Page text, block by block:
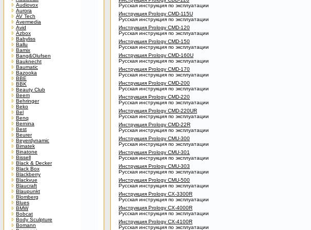
Audiovox
Aurora
AV Tech
Avermedia
Avid
Azbox
Babyliss
Ballu
Bamix
Bang&Olufsen
Bauknecht
Baumatic
Bazooka
BBE
BBK
Beauty Club
Beem
Behringer
Beko
Bel
Benq
Bernina
Best
Beurer
Beyerdynamic
Bimatek
Binatone
Bissell
Black & Decker
Black Box
Blackberry
Blackvue
Blaucraft
Blaupunkt
Blomberg
Blues
BMW
Bobcat
Body Sculpture
Bomann
Русская инструкция по эксплуатации
Инструкция Prology CMD-115U
Русская инструкция по эксплуатации
Инструкция Prology CMD-120
Русская инструкция по эксплуатации
Инструкция Prology CMD-150
Русская инструкция по эксплуатации
Инструкция Prology CMD-160U
Русская инструкция по эксплуатации
Инструкция Prology CMD-170
Русская инструкция по эксплуатации
Инструкция Prology CMD-200
Русская инструкция по эксплуатации
Инструкция Prology CMD-220
Русская инструкция по эксплуатации
Инструкция Prology CMD-220UR
Русская инструкция по эксплуатации
Инструкция Prology CMD-22R
Русская инструкция по эксплуатации
Инструкция Prology CMU-300
Русская инструкция по эксплуатации
Инструкция Prology CMU-301
Русская инструкция по эксплуатации
Инструкция Prology CMU-303
Русская инструкция по эксплуатации
Инструкция Prology CMU-500
Русская инструкция по эксплуатации
Инструкция Prology CX-3300R
Русская инструкция по эксплуатации
Инструкция Prology CX-4000R
Русская инструкция по эксплуатации
Инструкция Prology CX-4100R
Русская инструкция по эксплуатации